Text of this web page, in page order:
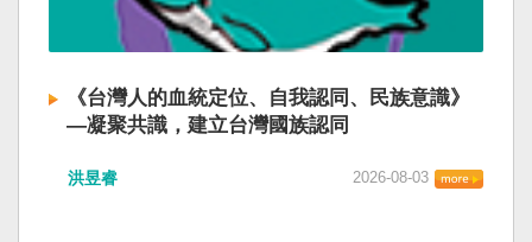
《台灣人的血統定位、自我認同、民族意識》
—凝聚共識，建立台灣國族認同
洪昱睿 2026-08-03